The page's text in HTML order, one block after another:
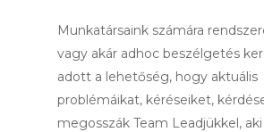
Munkatársaink számára
vagy akár adhoc beszélgetés
adott a lehetőség, hogy aktuális
problémáikat, kéréseiket,
megosszák Team Leadjükkel,